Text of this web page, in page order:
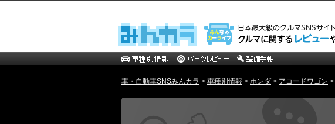
車・自動車SNSみんカラ > 車種別情報 > ホンダ > アコードワゴン >